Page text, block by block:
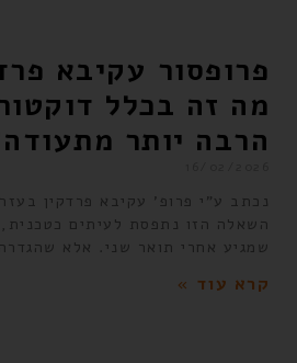
פרופסור עקיבא
מה זה בכלל
הרבה יותר
השאלה הזו נתפסת לעיתים
שמגיע אחרי תואר שני. אלא
קרא עוד »